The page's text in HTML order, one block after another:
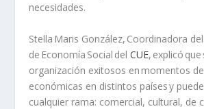
necesidades.
Stella Maris González, Coordinadora
de Economía Social delCUE, explicó
organización exitosos en momentos
económicas en distintos países y
cualquier rama: comercial, cultural, de